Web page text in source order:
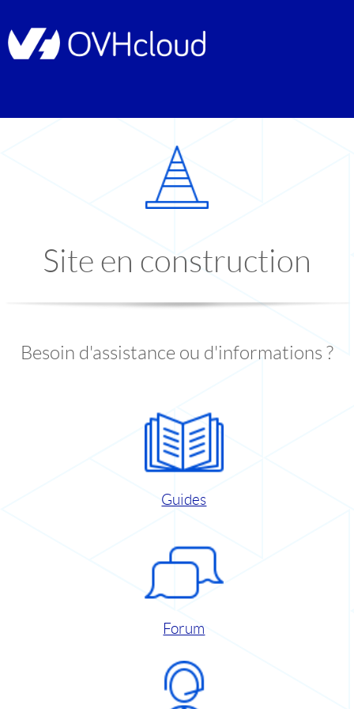
Site en construction
Besoin d'assistance ou d'informations ?
Guides
Forum